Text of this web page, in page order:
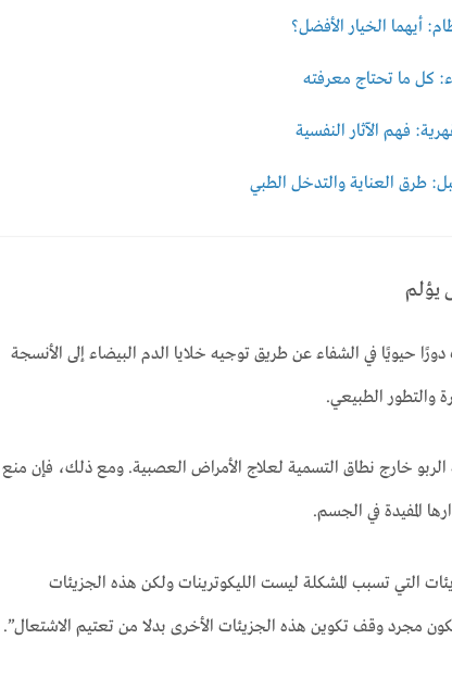
أيهما الخيار الأفضل؟
كل ما تحتاج معرفته
فهم الآثار النفسية
طرق العناية والتدخل الطبي
يؤلم
حيويًا في الشفاء عن طريق توجيه خلايا الدم البيضاء إلى الأنسجة
والتطور الطبيعي.
خارج نطاق التسمية لعلاج الأمراض العصبية. ومع ذلك، فإن منع
المفيدة في الجسم.
التي تسبب المشكلة ليست الليكوترينات ولكن هذه الجزيئات
مجرد وقف تكوين هذه الجزيئات الأخرى بدلا من تعتيم الاشتعال”.